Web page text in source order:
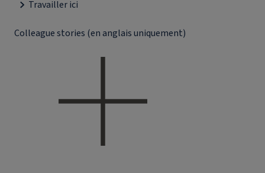
Travailler ici
Colleague stories (en anglais uniquement)